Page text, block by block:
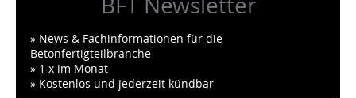
» News & Fachinformationen für die
Betonfertigteilbranche
» 1 x im Monat
» Kostenlos und jederzeit kündbar